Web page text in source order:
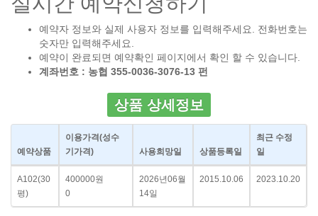
예약자 정보와 실제 사용자 정보를 입력해주세요. 전화번호는
숫자만 입력해주세요.
예약이 완료되면 예약확인 페이지에서 확인 할 수 있습니다.
계좌번호 : 농협 355-0036-3076-13 펀
상품 상세정보
예약상품
이용가격(성수
기가격)
사용희망일 상품등록일
최근 수정
일
A102(30
평)
400000원
0
2026년06월
14일
2015.10.06 2023.10.20